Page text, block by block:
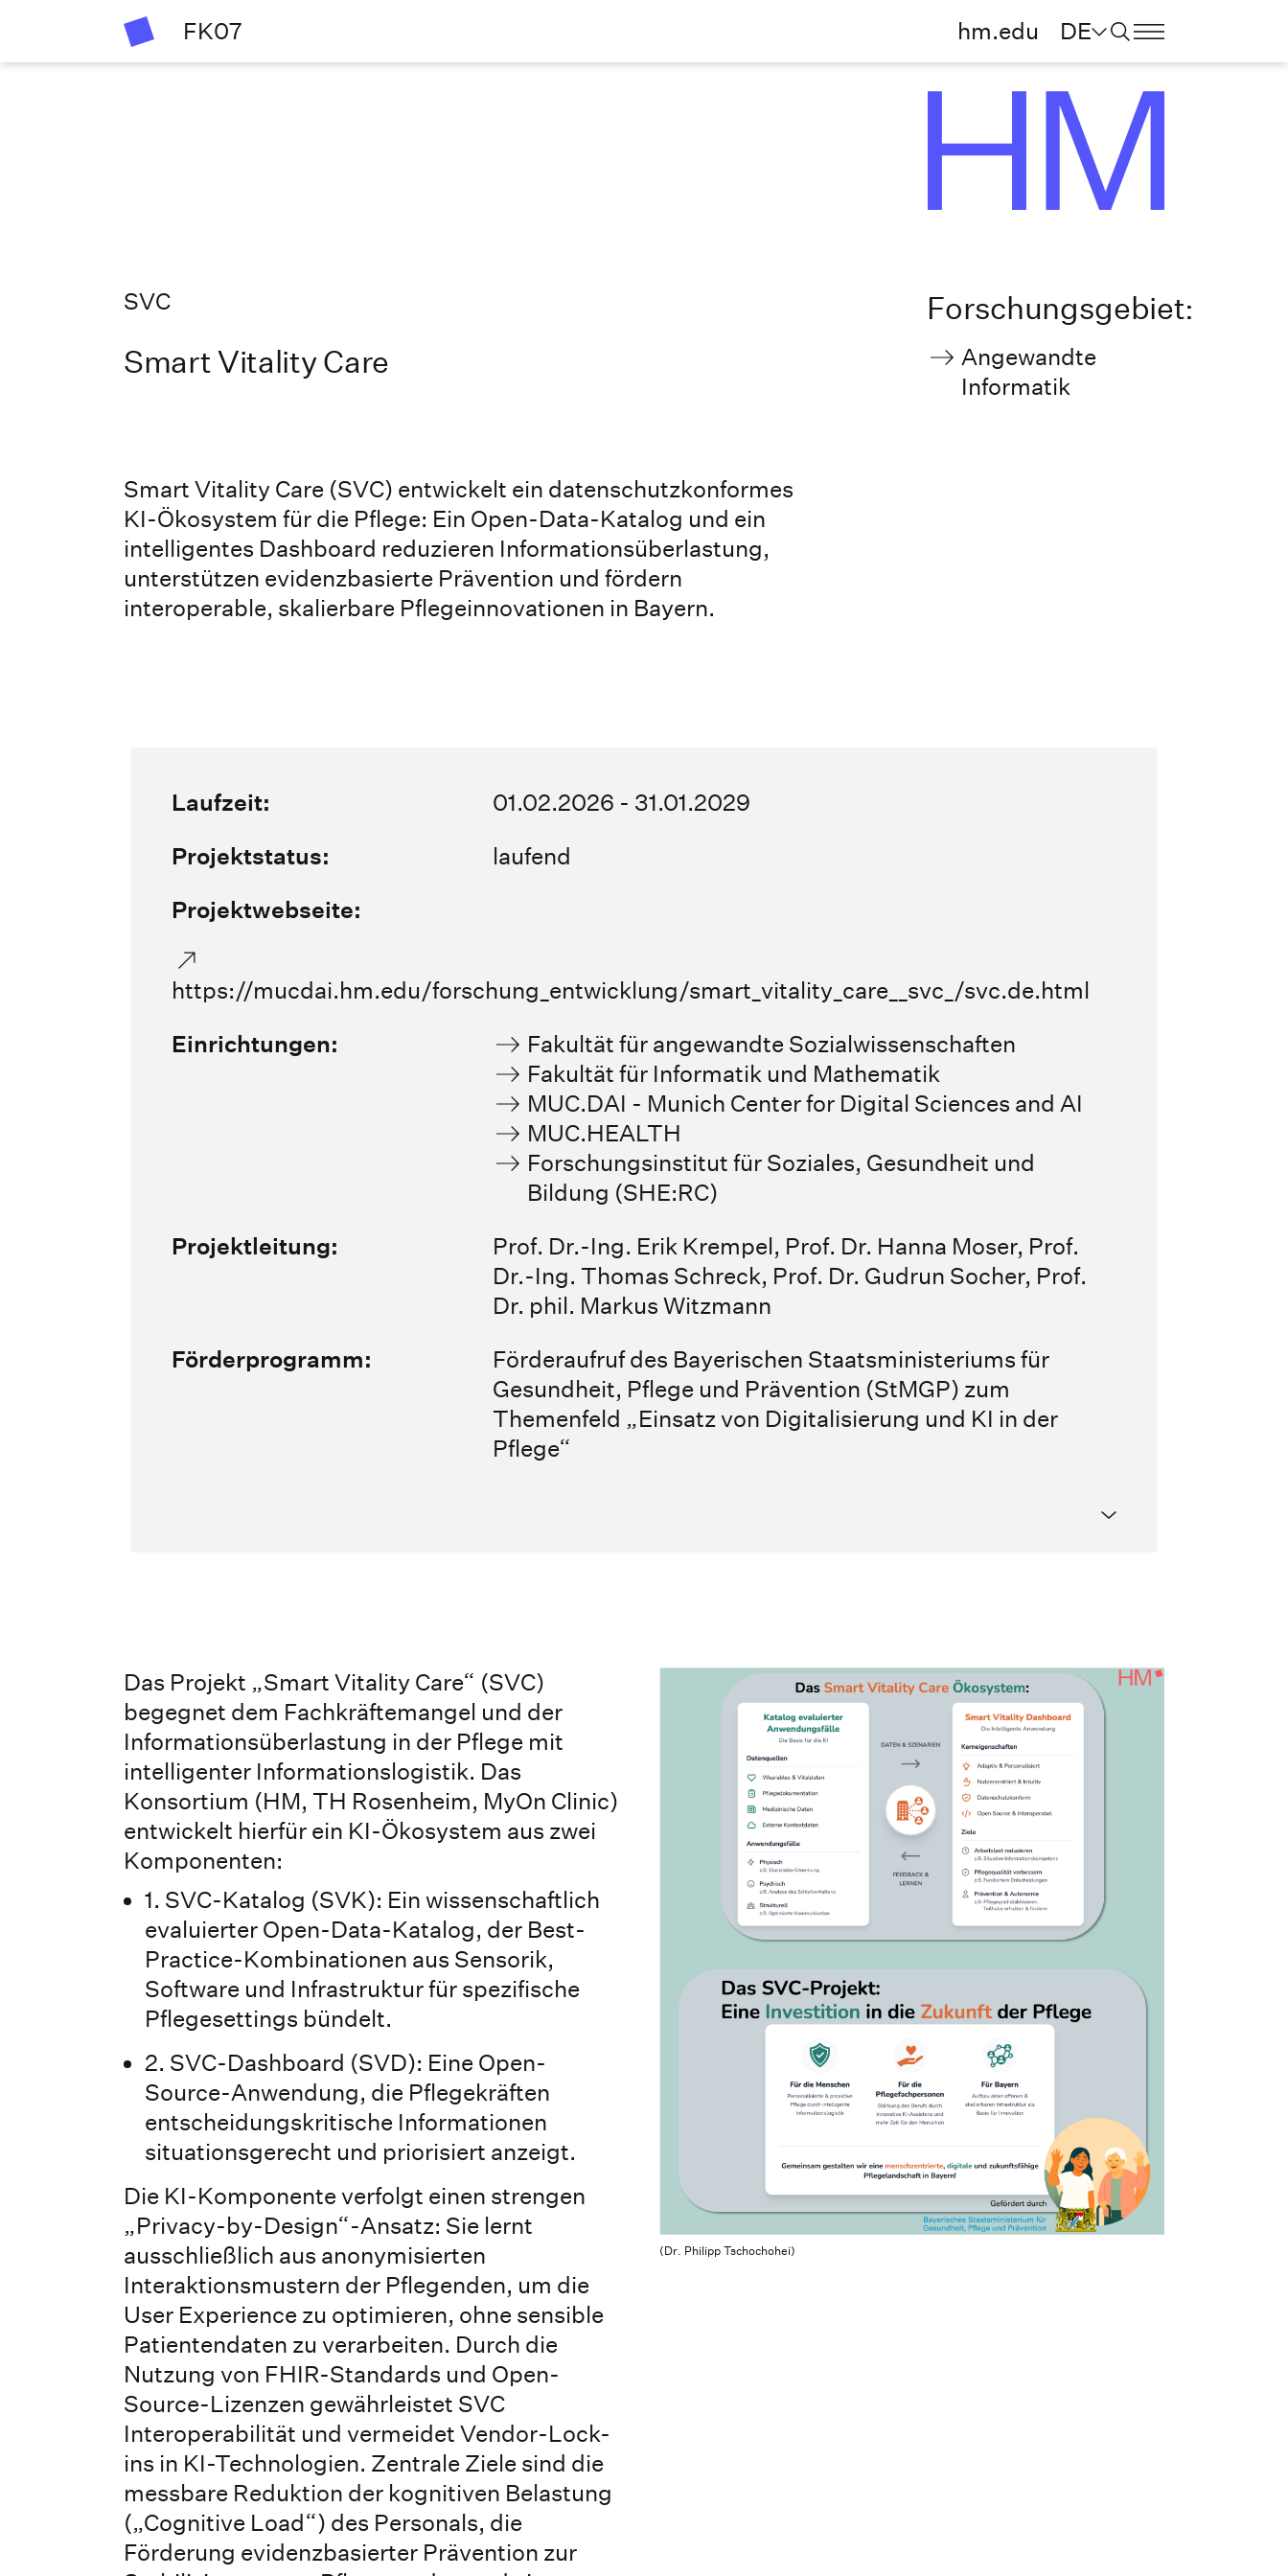
FK07 hm.edu DE
SVC
Smart Vitality Care
Smart Vitality Care (SVC) entwickelt ein datenschutzkonformes
KI-Ökosystem für die Pflege: Ein Open-Data-Katalog und ein
intelligentes Dashboard reduzieren Informationsüberlastung,
unterstützen evidenzbasierte Prävention und fördern
interoperable, skalierbare Pflegeinnovationen in Bayern.
Forschungsgebiet:
Angewandte
Informatik
Laufzeit:
01.02.2026 - 31.01.2029
Projektstatus:
laufend
Projektwebseite:
https://mucdai.hm.edu/forschung_entwicklung/smart_vitality_care__svc_/svc.de.html
Einrichtungen:
Fakultät für angewandte Sozialwissenschaften
Fakultät für Informatik und Mathematik
MUC.DAI - Munich Center for Digital Sciences and AI
MUC.HEALTH
Forschungsinstitut für Soziales, Gesundheit und
Bildung (SHE:RC)
Projektleitung:
Prof. Dr.-Ing. Erik Krempel, Prof. Dr. Hanna Moser, Prof.
Dr.-Ing. Thomas Schreck, Prof. Dr. Gudrun Socher, Prof.
Dr. phil. Markus Witzmann
Förderprogramm:
Förderaufruf des Bayerischen Staatsministeriums für
Gesundheit, Pflege und Prävention (StMGP) zum
Themenfeld „Einsatz von Digitalisierung und KI in der
Pflege“
(Dr. Philipp Tschochohei)
Das Projekt „Smart Vitality Care“ (SVC)
begegnet dem Fachkräftemangel und der
Informationsüberlastung in der Pflege mit
intelligenter Informationslogistik. Das
Konsortium (HM, TH Rosenheim, MyOn Clinic)
entwickelt hierfür ein KI-Ökosystem aus zwei
Komponenten:
1. SVC-Katalog (SVK): Ein wissenschaftlich
evaluierter Open-Data-Katalog, der Best-
Practice-Kombinationen aus Sensorik,
Software und Infrastruktur für spezifische
Pflegesettings bündelt.
2. SVC-Dashboard (SVD): Eine Open-
Source-Anwendung, die Pflegekräften
entscheidungskritische Informationen
situationsgerecht und priorisiert anzeigt.
Die KI-Komponente verfolgt einen strengen
„Privacy-by-Design“-Ansatz: Sie lernt
ausschließlich aus anonymisierten
Interaktionsmustern der Pflegenden, um die
User Experience zu optimieren, ohne sensible
Patientendaten zu verarbeiten. Durch die
Nutzung von FHIR-Standards und Open-
Source-Lizenzen gewährleistet SVC
Interoperabilität und vermeidet Vendor-Lock-
ins in KI-Technologien. Zentrale Ziele sind die
messbare Reduktion der kognitiven Belastung
(„Cognitive Load“) des Personals, die
Förderung evidenzbasierter Prävention zur